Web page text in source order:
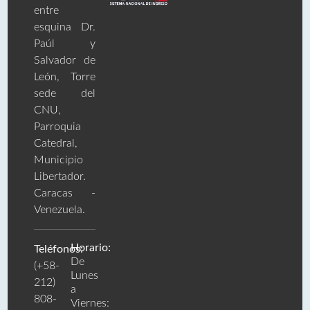
entre
esquina Dr.
Paúl y
Salvador de
León, Torre
sede del
CNU,
Parroquia
Catedral,
Municipio
Libertador.
Caracas -
Venezuela.
Teléfonos:
(+58-
212)
808-
Horario:
De
Lunes
a
Viernes: